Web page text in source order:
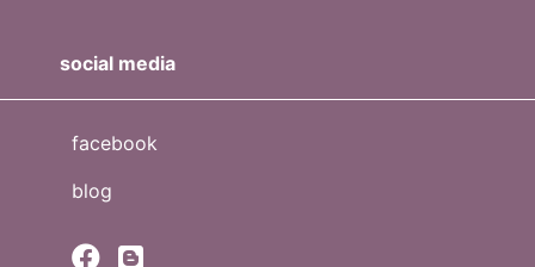
social media
facebook
blog